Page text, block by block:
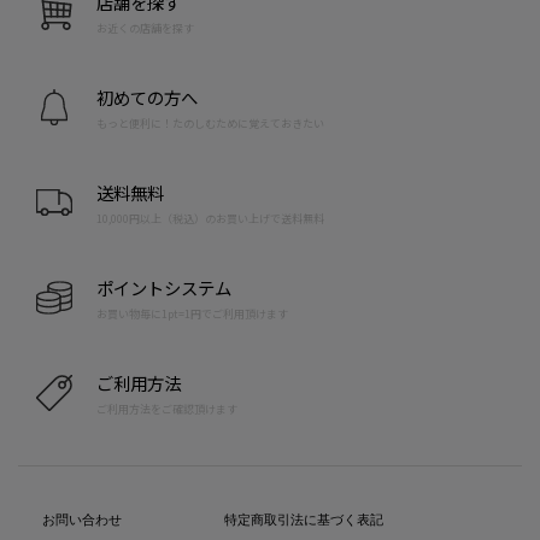
お近くの店舗を探す
初めての方へ
もっと便利に！たのしむために覚えておきたい
送料無料
10,000円以上（税込）のお買い上げで送料無料
ポイントシステム
お買い物毎に1pt=1円でご利用頂けます
ご利用方法
ご利用方法をご確認頂けます
お問い合わせ 特定商取引法に基づく表記